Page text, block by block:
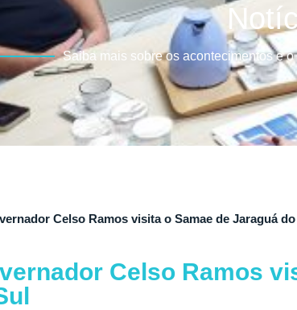
Saiba mais sobre os acontecimentos e
Celso Ramos visita o Samae de Jaraguá
Celso Ramos